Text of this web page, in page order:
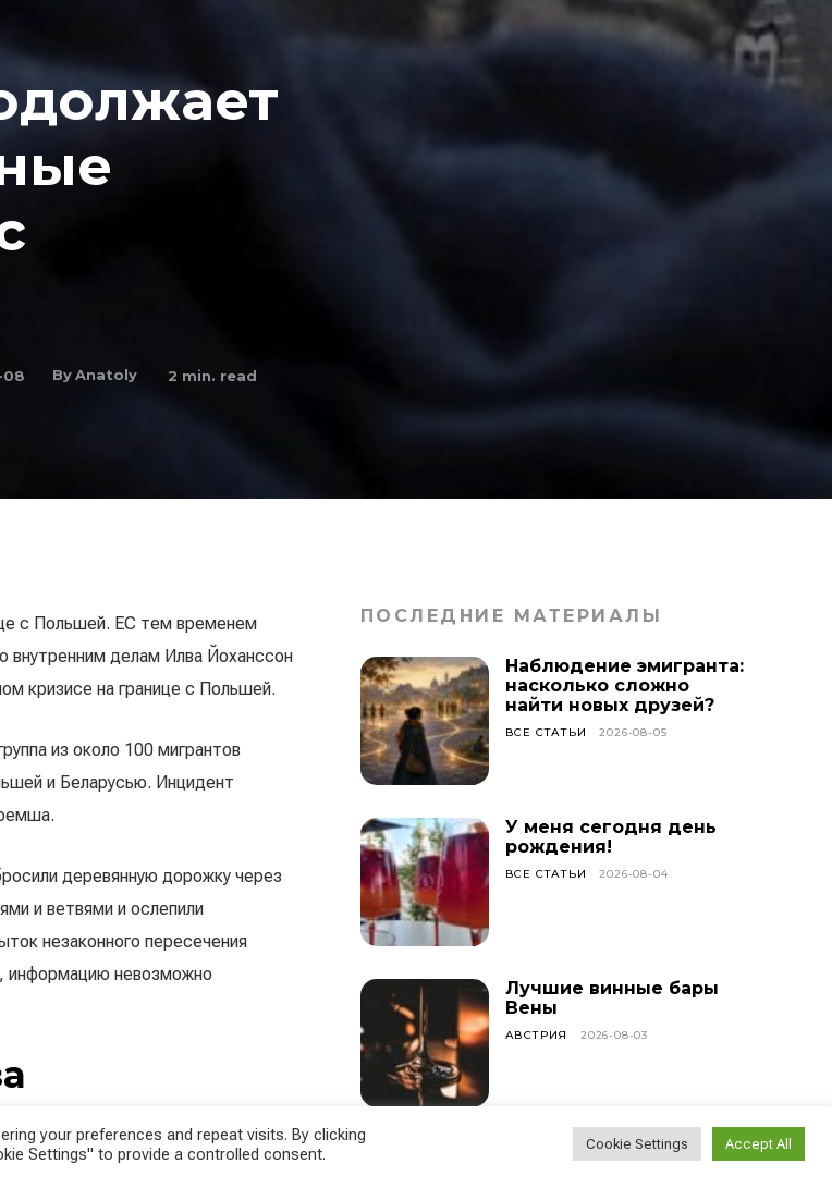
08 ByAnatoly 2 min. read
с Польшей. ЕС тем временем
внутренним делам Илва Йоханссон
кризисе на границе с Польшей.
из около 100 мигрантов
и Беларусью. Инцидент
деревянную дорожку через
и ветвями и ослепили
незаконного пересечения
информацию невозможно
ПОСЛЕДНИЕ МАТЕРИАЛЫ
Наблюдение эмигранта:
насколько сложно
найти новых друзей?
ВСЕ СТАТЬИ 2026-08-05
У меня сегодня день
рождения!
ВСЕ СТАТЬИ 2026-08-04
Лучшие винные бары
Вены
АВСТРИЯ 2026-08-03
Густав Малер —
your preferences and repeat visits. By clicking
Settings" to provide a controlled consent.
Cookie Settings Accept All